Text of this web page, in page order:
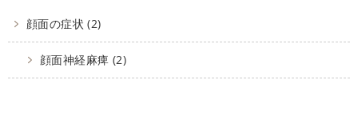
顔面の症状 (2)
顔面神経麻痺 (2)